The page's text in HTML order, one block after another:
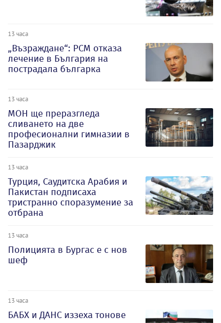
13 часа
„Възраждане“: РСМ отказа
лечение в България на
пострадала българка
13 часа
МОН ще преразгледа
сливането на две
професионални гимназии в
Пазарджик
13 часа
Турция, Саудитска Арабия и
Пакистан подписаха
тристранно споразумение за
отбрана
13 часа
Полицията в Бургас е с нов
шеф
13 часа
БАБХ и ДАНС иззеха тонове